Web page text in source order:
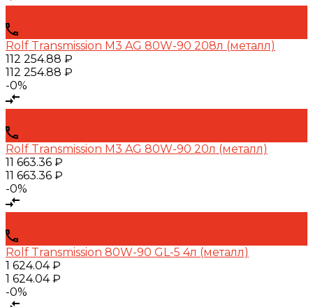
Rolf Transmission M3 AG 80W-90 208л (металл)
112 254.88 ₽
112 254.88 ₽
-0%
Rolf Transmission M3 AG 80W-90 20л (металл)
11 663.36 ₽
11 663.36 ₽
-0%
Rolf Transmission 80W-90 GL-5 4л (металл)
1 624.04 ₽
1 624.04 ₽
-0%